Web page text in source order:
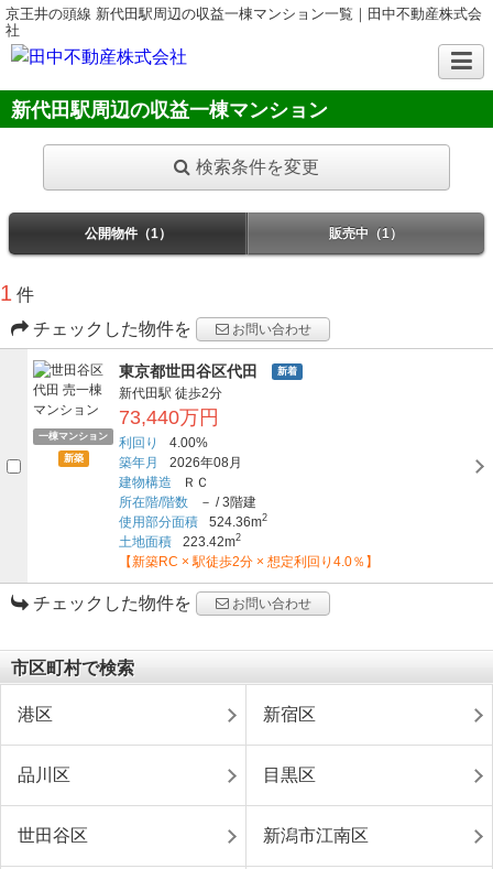
京王井の頭線 新代田駅周辺の収益一棟マンション一覧｜田中不動産株式会
社
新代田駅周辺の収益一棟マンション
検索条件を変更
公開物件（1） 販売中（1）
1 件
チェックした物件を
お問い合わせ
一棟マンション
新築
東京都世田谷区代田 新着
新代田駅 徒歩2分
73,440万円
利回り
4.00%
築年月
2026年08月
建物構造
ＲＣ
所在階/階数
－ /3階建
使用部分面積
524.36m2
土地面積 223.42m2
【新築RC × 駅徒歩2分 × 想定利回り4.0％】
チェックした物件を お問い合わせ
市区町村で検索
港区 新宿区
品川区 目黒区
世田谷区 新潟市江南区